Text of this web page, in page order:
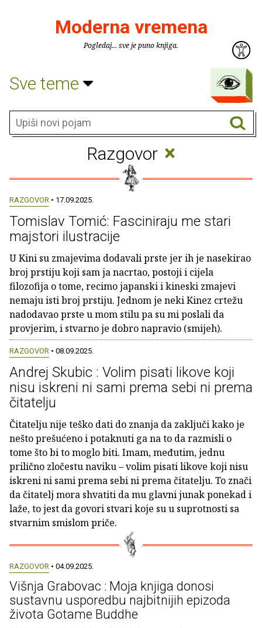
Moderna vremena
Pogledaj... sve je puno knjiga.
Sve teme
Razgovor ×
RAZGOVOR • 17.09.2025.
Tomislav Tomić: Fasciniraju me stari
majstori ilustracije
U Kini su zmajevima dodavali prste jer ih je nasekirao
broj prstiju koji sam ja nacrtao, postoji i cijela
filozofija o tome, recimo japanski i kineski zmajevi
nemaju isti broj prstiju. Jednom je neki Kinez crtežu
nadodavao prste u mom stilu pa su mi poslali da
provjerim, i stvarno je dobro napravio (smijeh).
RAZGOVOR • 08.09.2025.
Andrej Skubic : Volim pisati likove koji
nisu iskreni ni sami prema sebi ni prema
čitatelju
Čitatelju nije teško dati do znanja da zaključi kako je
nešto prešućeno i potaknuti ga na to da razmisli o
tome što bi to moglo biti. Imam, međutim, jednu
prilično zločestu naviku – volim pisati likove koji nisu
iskreni ni sami prema sebi ni prema čitatelju. To znači
da čitatelj mora shvatiti da mu glavni junak ponekad i
laže, to jest da govori stvari koje su u suprotnosti sa
stvarnim smislom priče.
RAZGOVOR • 04.09.2025.
Višnja Grabovac : Moja knjiga donosi
sustavnu usporedbu najbitnijih epizoda
života Gotame Buddhe